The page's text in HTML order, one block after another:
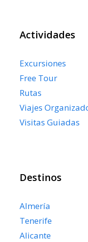
Actividades
Excursiones
Free Tour
Rutas
Viajes
Visitas Guiadas
Destinos
Almería
Tenerife
Alicante